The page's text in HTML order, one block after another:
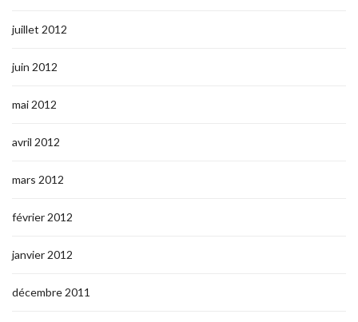
juillet 2012
juin 2012
mai 2012
avril 2012
mars 2012
février 2012
janvier 2012
décembre 2011